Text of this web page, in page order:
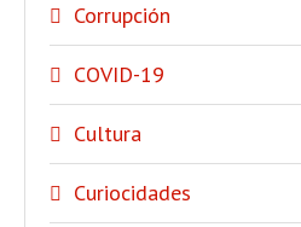
Corrupción
COVID-19
Cultura
Curiocidades